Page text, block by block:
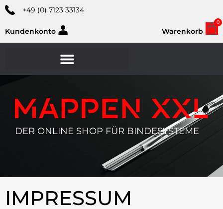
+49 (0) 7123 33134
Kundenkonto Warenkorb
0
DER ONLINE SHOP FÜR BINDESYSTEME
IMPRESSUM